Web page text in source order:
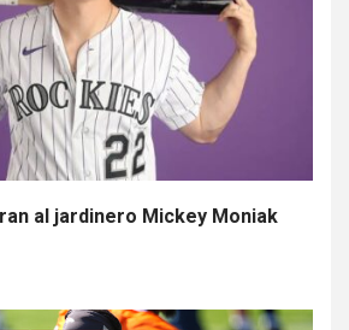
al jardinero Mickey Moniak